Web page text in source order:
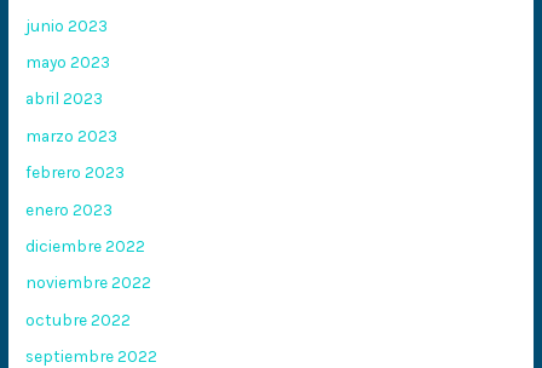
junio 2023
mayo 2023
abril 2023
marzo 2023
febrero 2023
enero 2023
diciembre 2022
noviembre 2022
octubre 2022
septiembre 2022